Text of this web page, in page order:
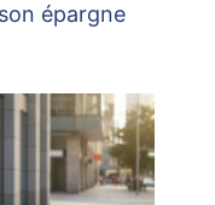
épargne